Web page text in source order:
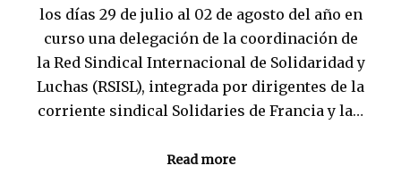
los días 29 de julio al 02 de agosto del año en
curso una delegación de la coordinación de
la Red Sindical Internacional de Solidaridad y
Luchas (RSISL), integrada por dirigentes de la
corriente sindical Solidaries de Francia y la…
Read more